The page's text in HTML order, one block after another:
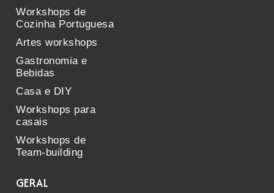
Workshops de
Cozinha Portuguesa
Artes workshops
Gastronomia e
Bebidas
Casa e DIY
Workshops para
casais
Workshops de
Team-building
GERAL